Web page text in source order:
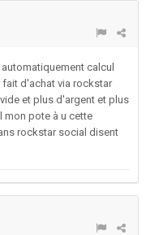
calcul
fait d'achat via rockstar
et plus d'argent et plus
mon pote à u cette
rockstar social disent